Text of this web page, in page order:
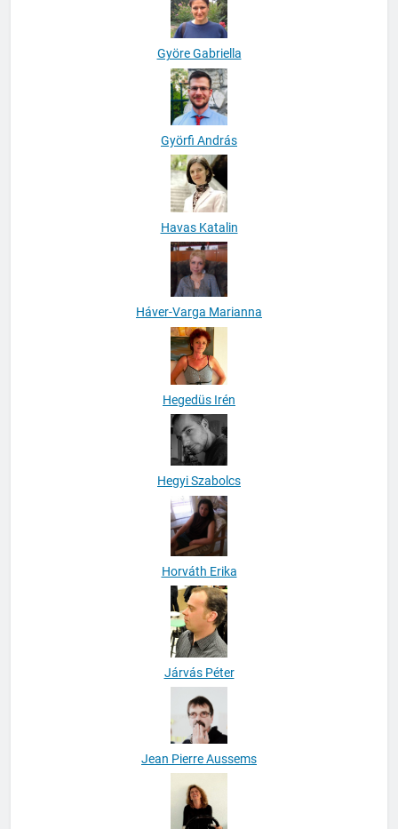
Györe Gabriella
Györfi András
Havas Katalin
Háver-Varga Marianna
Hegedüs Irén
Hegyi Szabolcs
Horváth Erika
Járvás Péter
Jean Pierre Aussems